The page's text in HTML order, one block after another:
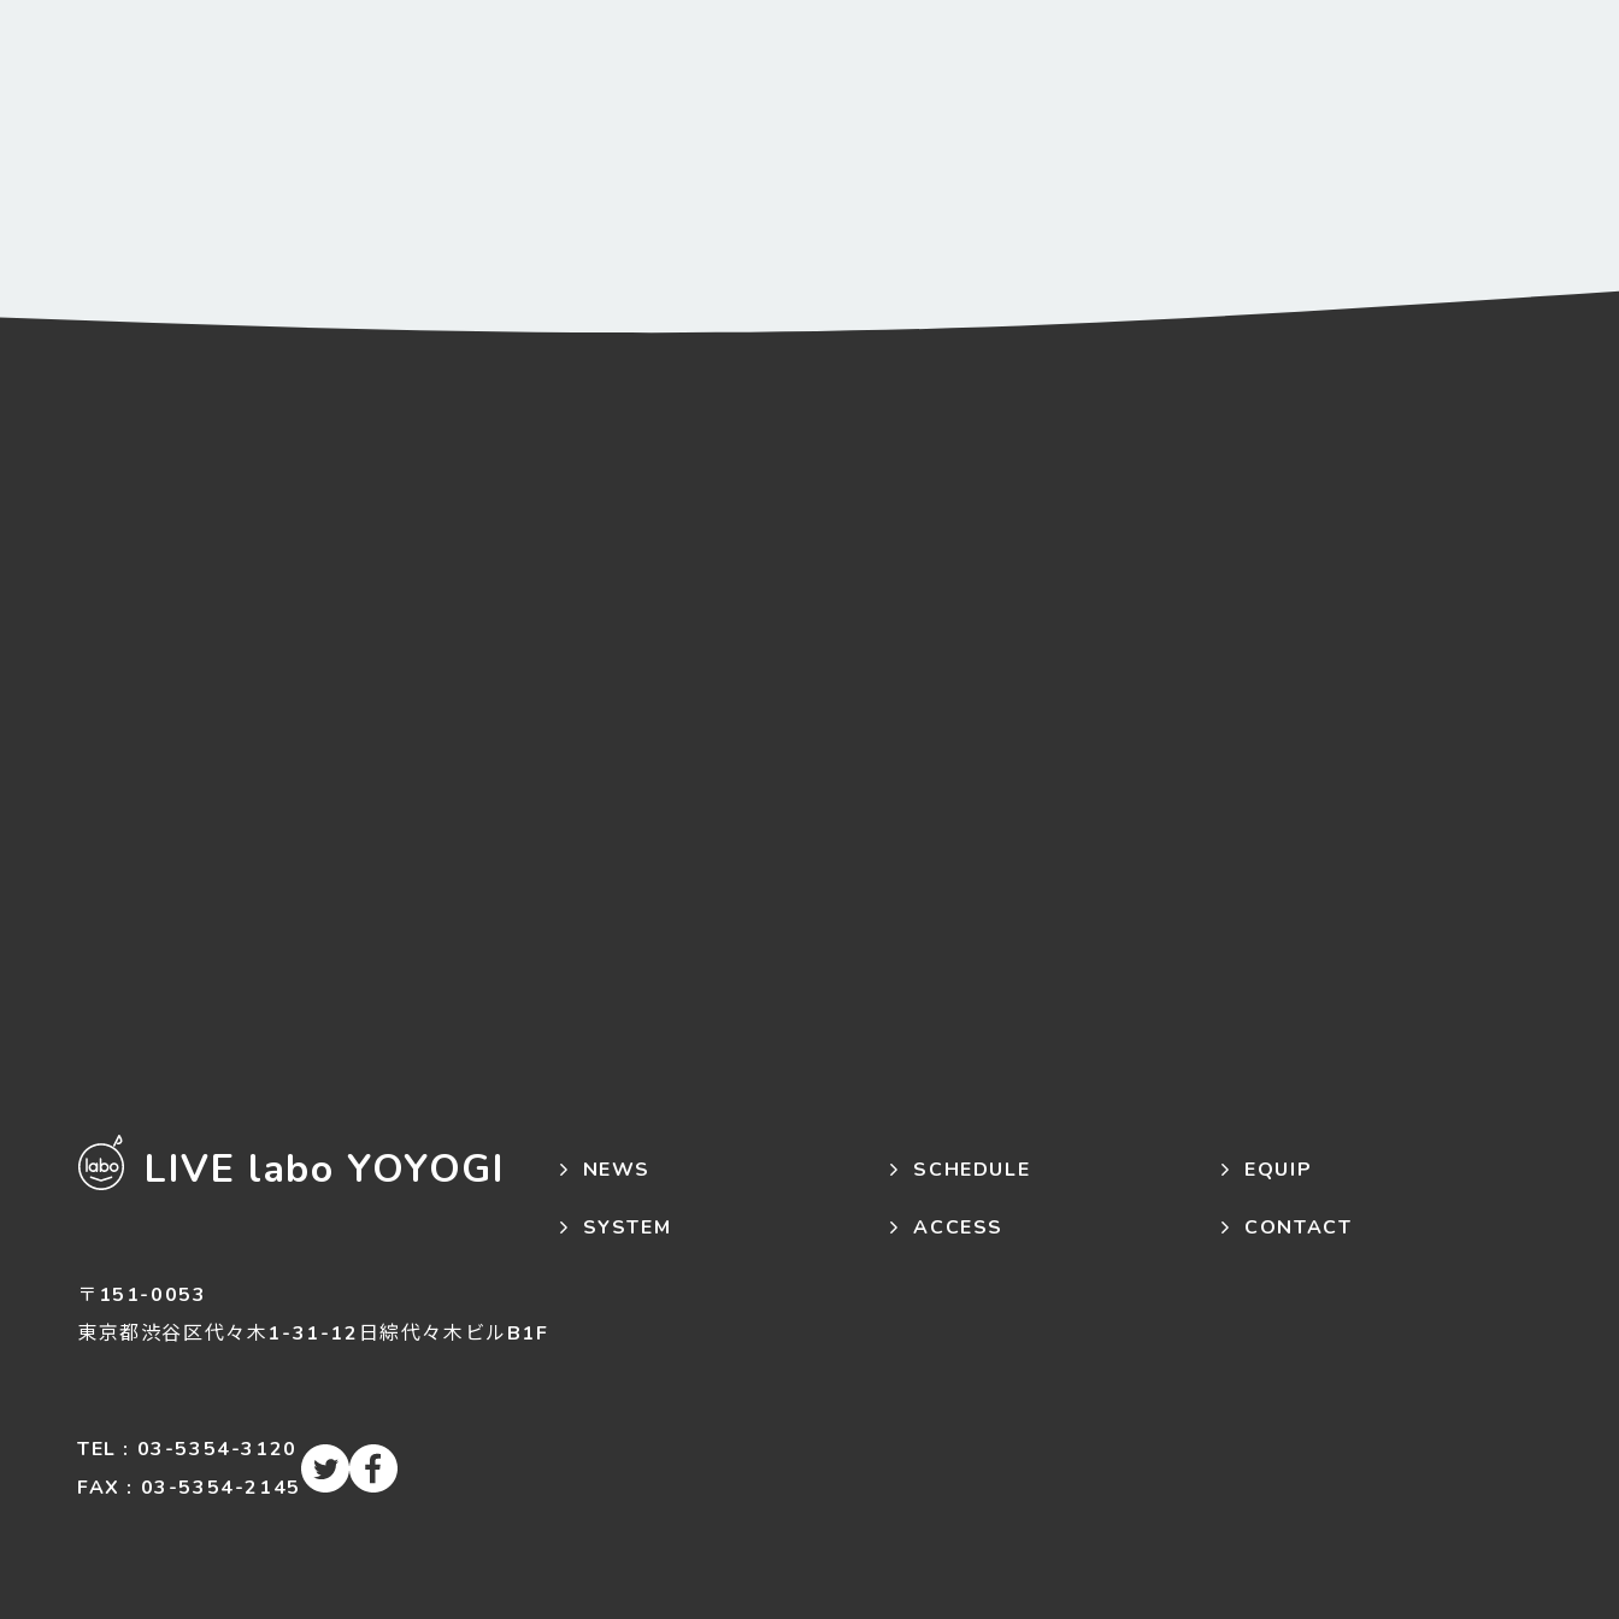
LIVE labo YOYOGI
〒151-0053
東京都渋谷区代々木1-31-12 日綜代々木ビルB1F
TEL : 03-5354-3120
FAX : 03-5354-2145
NEWS SCHEDULE EQUIP
SYSTEM ACCESS CONTACT